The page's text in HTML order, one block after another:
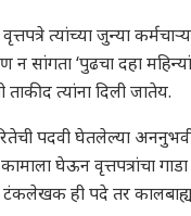
त्यांच्या जुन्या
न सांगता ‘पुढचा दहा
ताकीद त्यांना दिली जातेय.
पदवी घेतलेल्या
घेऊन वृत्तपत्रांचा
टंकलेखक ही पदे तर